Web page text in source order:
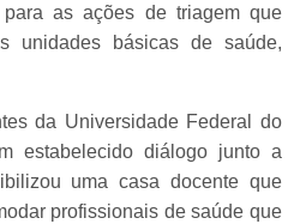
as ações de triagem que
unidades básicas de saúde,
da Universidade Federal do
estabelecido diálogo junto a
uma casa docente que
profissionais de saúde que